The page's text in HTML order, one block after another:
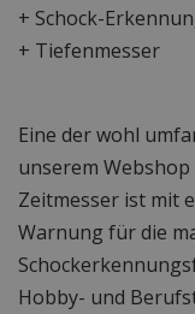
+ Schock-
+ Tiefenmesser
Eine der wohl
unserem Webshop
Zeitmesser ist mit
Warnung für die
Hobby- und